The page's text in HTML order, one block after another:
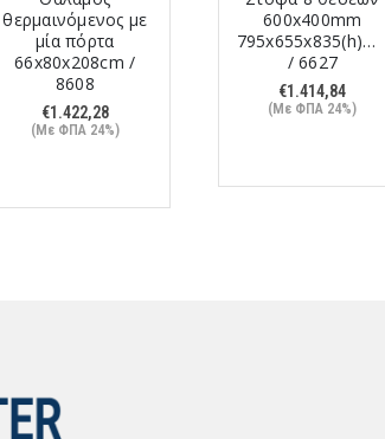
θερμαινόμενος με
μία πόρτα
66x80x208cm /
8608
€1.422,28
(Με ΦΠΑ 24%)
600x400mm
795x655x835(h)mm
/ 6627
€1.414,84
(Με ΦΠΑ 24%)